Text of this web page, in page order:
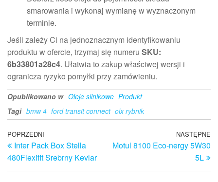
smarowania i wykonaj wymianę w wyznaczonym
terminie.
Jeśli zależy Ci na jednoznacznym identyfikowaniu
produktu w ofercie, trzymaj się numeru SKU:
6b33801a28c4. Ułatwia to zakup właściwej wersji i
ogranicza ryzyko pomyłki przy zamówieniu.
Opublikowano w Oleje silnikowe Produkt
Tagi bmw 4 ford transit connect olx rybnik
Nawigacja
wpisu
Poprzedni
wpis
POPRZEDNI
Inter Pack Box Stella
480Flexifit Srebrny Kevlar
NASTĘPNE
Motul 8100 Eco-nergy 5W30
5L